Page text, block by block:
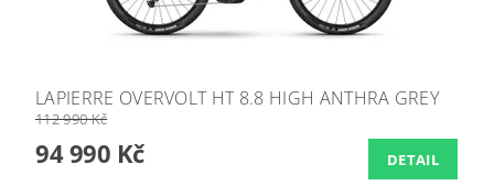
LAPIERRE OVERVOLT HT 8.8 HIGH ANTHRA GREY
112 990 Kč
94 990 Kč DETAIL